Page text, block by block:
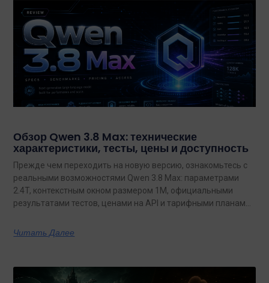
Обзор Qwen 3.8 Max: технические
характеристики, тесты, цены и доступность
Прежде чем переходить на новую версию, ознакомьтесь с
реальными возможностями Qwen 3.8 Max: параметрами
2.4T, контекстным окном размером 1M, официальными
результатами тестов, ценами на API и тарифными планами
Читать Далее